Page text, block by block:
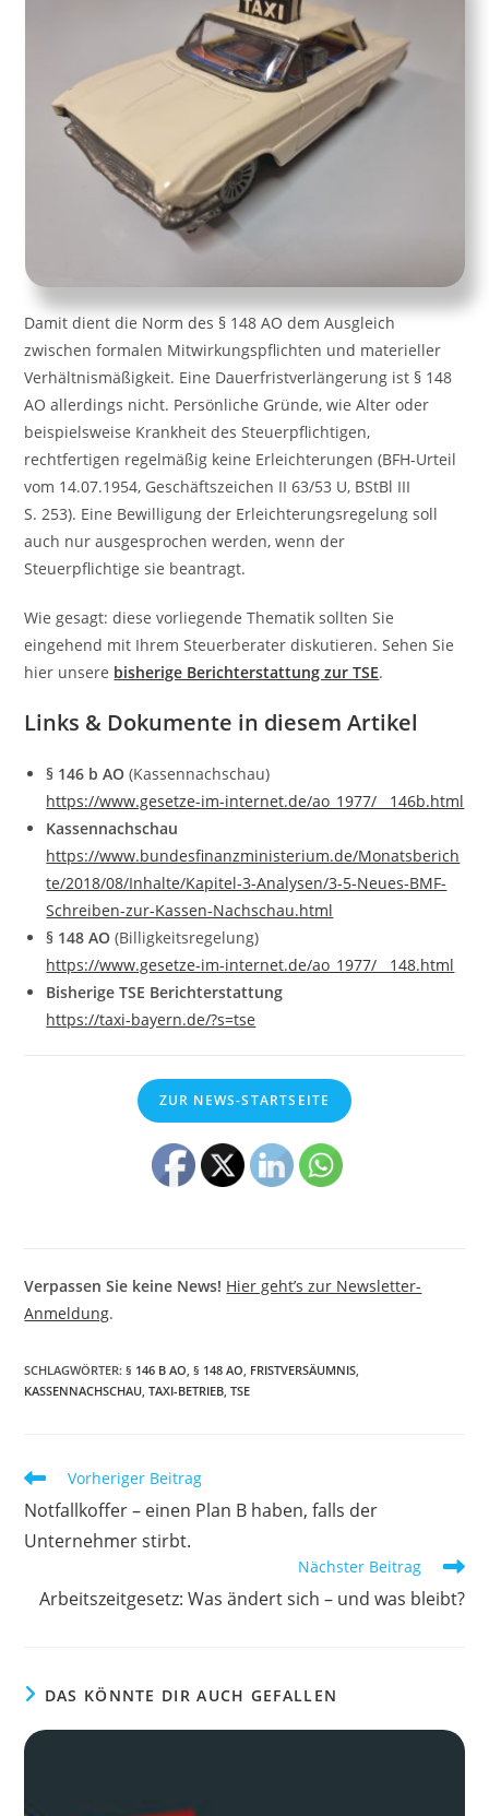
Damit dient die Norm des § 148 AO dem Ausgleich
zwischen formalen Mitwirkungspflichten und materieller
Verhältnismäßigkeit. Eine Dauerfristverlängerung ist § 148
AO allerdings nicht. Persönliche Gründe, wie Alter oder
beispielsweise Krankheit des Steuerpflichtigen,
rechtfertigen regelmäßig keine Erleichterungen (BFH-Urteil
vom 14.07.1954, Geschäftszeichen II 63/53 U, BStBl III
S. 253). Eine Bewilligung der Erleichterungsregelung soll
auch nur ausgesprochen werden, wenn der
Steuerpflichtige sie beantragt.
Wie gesagt: diese vorliegende Thematik sollten Sie
eingehend mit Ihrem Steuerberater diskutieren. Sehen Sie
hier unsere bisherige Berichterstattung zur TSE.
Links & Dokumente in diesem Artikel
§ 146 b AO (Kassennachschau)
https://www.gesetze-im-internet.de/ao_1977/__146b.html
Kassennachschau
https://www.bundesfinanzministerium.de/Monatsberich
te/2018/08/Inhalte/Kapitel-3-Analysen/3-5-Neues-BMF-
Schreiben-zur-Kassen-Nachschau.html
§ 148 AO (Billigkeitsregelung)
https://www.gesetze-im-internet.de/ao_1977/__148.html
Bisherige TSE Berichterstattung
https://taxi-bayern.de/?s=tse
ZUR NEWS-STARTSEITE
Verpassen Sie keine News! Hier geht’s zur Newsletter-
Anmeldung.
SCHLAGWÖRTER:§ 146 B AO, § 148 AO, FRISTVERSÄUMNIS,
KASSENNACHSCHAU, TAXI-BETRIEB, TSE
Weitere
Artikel
ansehen
Vorheriger Beitrag
Notfallkoffer – einen Plan B haben, falls der
Unternehmer stirbt.
Nächster Beitrag
Arbeitszeitgesetz: Was ändert sich – und was bleibt?
DAS KÖNNTE DIR AUCH GEFALLEN